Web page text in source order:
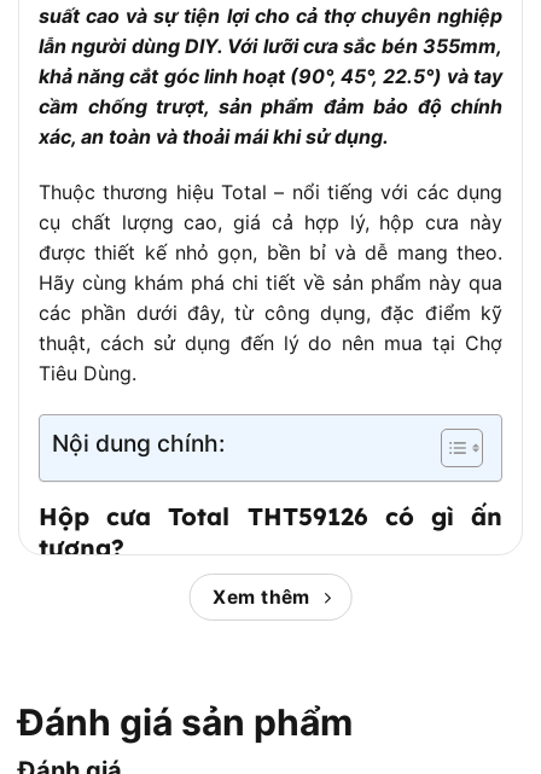
Trọng lượng 0.3kg
Công dụng
Cưa gỗ, ống nhựa, cành cây nhỏ và các vật
liệu tương tự
Đặc điểm nổi
bật
– Thiết kế nhỏ gọn, dễ mang theo và cất
giữ
vênh khi va chạm
– Tay cầm chống trơn trượt, an toàn
khi sử dụng
Thời gian bảo
6 tháng
suất cao và sự tiện lợi cho cả thợ chuyên nghiệp
lẫn người dùng DIY. Với lưỡi cưa sắc bén 355mm,
khả năng cắt góc linh hoạt (90°, 45°, 22.5°) và tay
cầm chống trượt, sản phẩm đảm bảo độ chính
xác, an toàn và thoải mái khi sử dụng.
Thuộc thương hiệu Total – nổi tiếng với các dụng
cụ chất lượng cao, giá cả hợp lý, hộp cưa này
được thiết kế nhỏ gọn, bền bỉ và dễ mang theo.
Hãy cùng khám phá chi tiết về sản phẩm này qua
các phần dưới đây, từ công dụng, đặc điểm kỹ
thuật, cách sử dụng đến lý do nên mua tại Chợ
Tiêu Dùng.
Nội dung chính:
Hộp cưa Total THT59126 có gì ấn
tượng?
Trước hết, hãy tìm hiểu lý do vì sao
được đánh giá cao. Sản phẩm được
cưa thép 355mm sắc bén, phù hợp để cắt gỗ, ống
nhựa và vật liệu tương tự. Tay cầm nhựa chống
Xem thêm
Đánh giá sản phẩm